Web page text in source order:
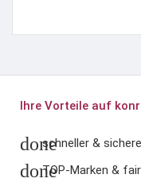
Ihre Vorteile auf
doneschneller &
doneTOP-Marken &